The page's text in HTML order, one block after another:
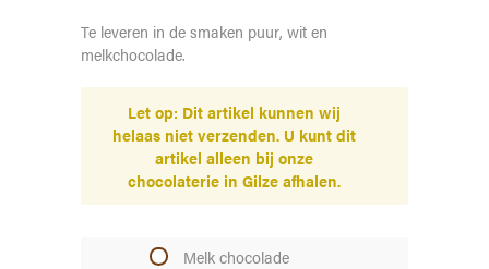
Te leveren in de smaken puur, wit en
melkchocolade.
Let op: Dit artikel kunnen wij
helaas niet verzenden. U kunt dit
artikel alleen bij onze
chocolaterie in Gilze afhalen.
Melk chocolade